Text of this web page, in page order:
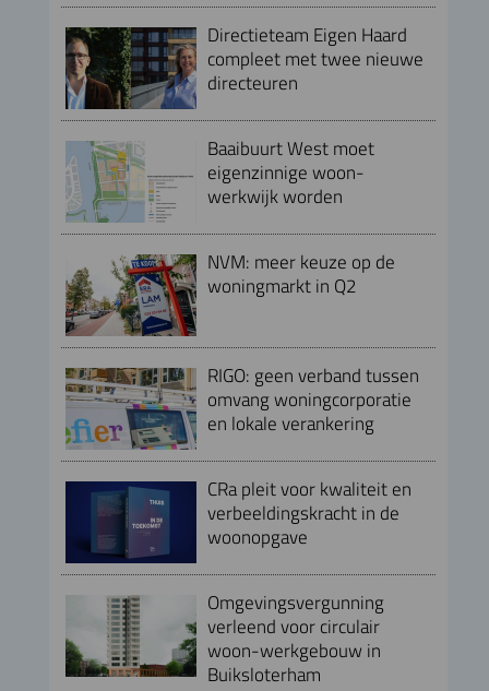
Directieteam Eigen Haard
compleet met twee nieuwe
directeuren
Baaibuurt West moet
eigenzinnige woon-
werkwijk worden
NVM: meer keuze op de
woningmarkt in Q2
RIGO: geen verband tussen
omvang woningcorporatie
en lokale verankering
CRa pleit voor kwaliteit en
verbeeldingskracht in de
woonopgave
Omgevingsvergunning
verleend voor circulair
woon-werkgebouw in
Buiksloterham